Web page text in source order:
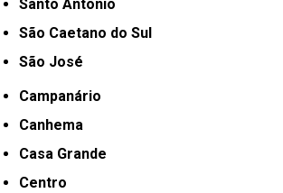
Santo Antônio
São Caetano do Sul
São José
Campanário
Canhema
Casa Grande
Centro